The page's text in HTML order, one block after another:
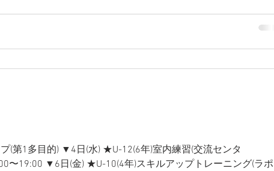
(第1多目的) ▼4日(水) ★U-12(6年)室内練習(交流センタ
〜19:00 ▼6日(金) ★U-10(4年)スキルアップトレーニング(ラポ